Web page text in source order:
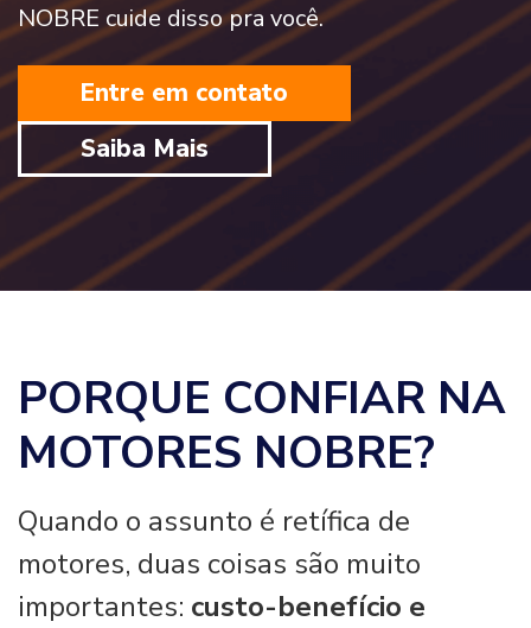
NOBRE cuide disso pra você.
Entre em contato
Saiba Mais
PORQUE CONFIAR NA
MOTORES NOBRE?
Quando o assunto é retífica de
motores, duas coisas são muito
importantes: custo-benefício e